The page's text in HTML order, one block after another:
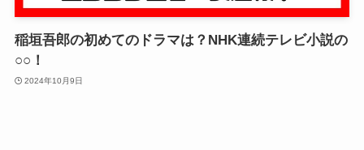
稲垣吾郎の初めてのドラマは？NHK連続テレビ小説の
○○！
2024年10月9日